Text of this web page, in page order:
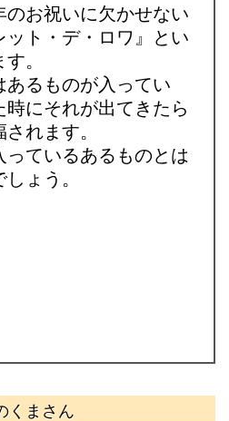
のお祝いに欠かせない
ット・デ・ロワ』とい
。
あるものが入ってい
時にそれが出てきたら
れます。
っているあるものとは
ょう。
くまさん